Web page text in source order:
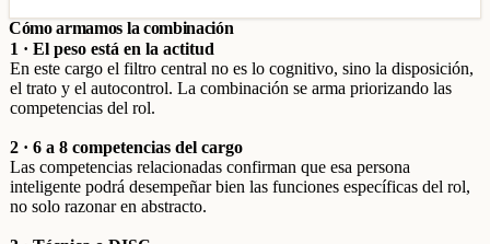
Cómo armamos la combinación
1 · El peso está en la actitud
En este cargo el filtro central no es lo cognitivo, sino la disposición,
el trato y el autocontrol. La combinación se arma priorizando las
competencias del rol.
2 · 6 a 8 competencias del cargo
Las competencias relacionadas confirman que esa persona
inteligente podrá desempeñar bien las funciones específicas del rol,
no solo razonar en abstracto.